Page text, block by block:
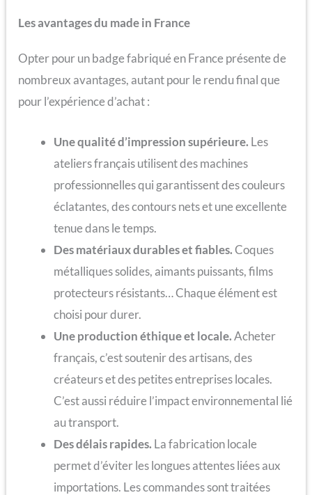
Les avantages du made in France
Opter pour un badge fabriqué en France présente de
nombreux avantages, autant pour le rendu final que
pour l’expérience d’achat :
Une qualité d’impression supérieure. Les
ateliers français utilisent des machines
professionnelles qui garantissent des couleurs
éclatantes, des contours nets et une excellente
tenue dans le temps.
Des matériaux durables et fiables.Coques
métalliques solides, aimants puissants, films
protecteurs résistants… Chaque élément est
choisi pour durer.
Une production éthique et locale.Acheter
français, c’est soutenir des artisans, des
créateurs et des petites entreprises locales.
C’est aussi réduire l’impact environnemental lié
au transport.
Des délais rapides. La fabrication locale
permet d’éviter les longues attentes liées aux
importations. Les commandes sont traitées